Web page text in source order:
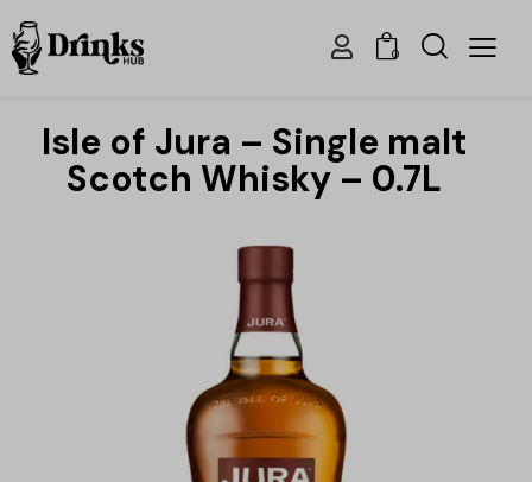
0
Isle of Jura – Single malt
Scotch Whisky – 0.7L